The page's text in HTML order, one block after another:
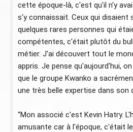
cette époque-là, c'est qu'il n'y
s'y connaissait. Ceux qui disaient
quelques rares personnes qui
compétentes, c'était plutôt du
métier. J'ai découvert tout le
appris. Je pense qu'aujourd'hui,
que le groupe Kwanko a
une très belle expertise dans son
“Mon associé c'est Kevin Hatry.
amusante car à l'époque, c'était